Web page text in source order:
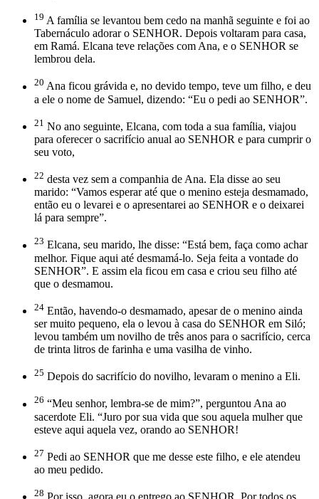
19 A família se levantou bem cedo na manhã seguinte e foi ao
Tabernáculo adorar o SENHOR. Depois voltaram para casa,
em Ramá. Elcana teve relações com Ana, e o SENHOR se
lembrou dela.
20 Ana ficou grávida e, no devido tempo, teve um filho, e deu
a ele o nome de Samuel, dizendo: “Eu o pedi ao SENHOR”.
21 No ano seguinte, Elcana, com toda a sua família, viajou
para oferecer o sacrifício anual ao SENHOR e para cumprir o
seu voto,
22 desta vez sem a companhia de Ana. Ela disse ao seu
marido: “Vamos esperar até que o menino esteja desmamado,
então eu o levarei e o apresentarei ao SENHOR e o deixarei
lá para sempre”.
23 Elcana, seu marido, lhe disse: “Está bem, faça como achar
melhor. Fique aqui até desmamá-lo. Seja feita a vontade do
SENHOR”. E assim ela ficou em casa e criou seu filho até
que o desmamou.
24 Então, havendo-o desmamado, apesar de o menino ainda
ser muito pequeno, ela o levou à casa do SENHOR em Siló;
levou também um novilho de três anos para o sacrifício, cerca
de trinta litros de farinha e uma vasilha de vinho.
25 Depois do sacrifício do novilho, levaram o menino a Eli.
26 “Meu senhor, lembra-se de mim?”, perguntou Ana ao
sacerdote Eli. “Juro por sua vida que sou aquela mulher que
esteve aqui aquela vez, orando ao SENHOR!
27 Pedi ao SENHOR que me desse este filho, e ele atendeu
ao meu pedido.
28